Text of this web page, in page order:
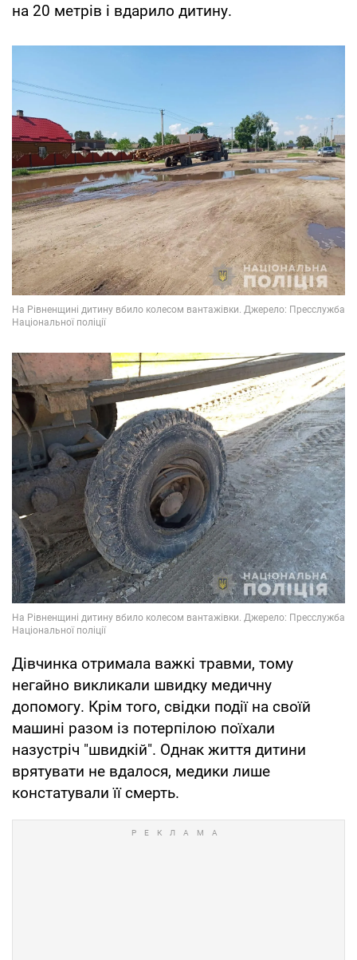
на 20 метрів і вдарило дитину.
Дівчинка отримала важкі травми, тому
негайно викликали швидку медичну
допомогу. Крім того, свідки події на своїй
машині разом із потерпілою поїхали
назустріч "швидкій". Однак життя дитини
врятувати не вдалося, медики лише
констатували її смерть.